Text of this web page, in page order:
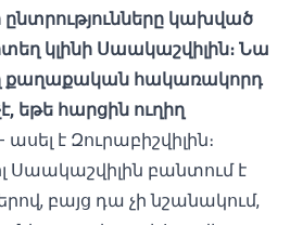
կախված
կլինի Սաակաշվիլին։ Նա
քաղաքական հակառակորդ
եթե հարցին ուղիղ
- ասել է Զուրաբիշվիլին։
Սաակաշվիլին բանտում է
բայց դա չի նշանակում,